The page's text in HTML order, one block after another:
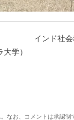
インド社
学）
なお、コメントは承認制